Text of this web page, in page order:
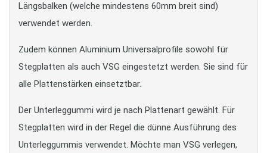
Längsbalken (welche mindestens 60mm breit sind)
verwendet werden.
Zudem können Aluminium Universalprofile sowohl für
Stegplatten als auch VSG eingestetzt werden. Sie sind für
alle Plattenstärken einsetztbar.
Der Unterleggummi wird je nach Plattenart gewählt. Für
Stegplatten wird in der Regel die dünne Ausführung des
Unterleggummis verwendet. Möchte man VSG verlegen,